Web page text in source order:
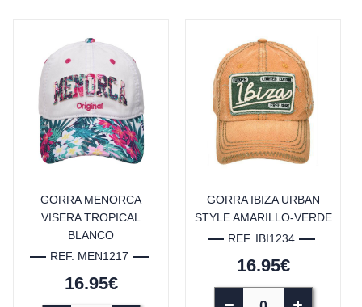
GORRA MENORCA
VISERA TROPICAL
BLANCO
REF. MEN1217
16.95€
GORRA IBIZA URBAN
STYLE AMARILLO-VERDE
REF. IBI1234
16.95€